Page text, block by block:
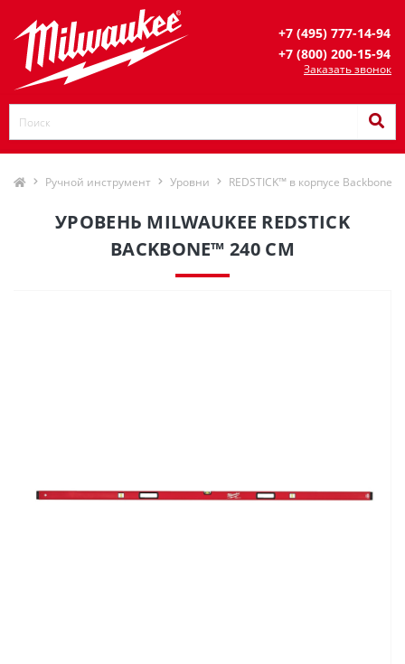
+7 (495) 777-14-94
+7 (800) 200-15-94
Заказать звонок
Ручной инструмент Уровни REDSTICK™ в корпусе Backbone
УРОВЕНЬ MILWAUKEE REDSTICK
BACKBONE™ 240 СМ